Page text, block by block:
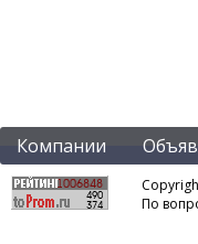
Компании
По